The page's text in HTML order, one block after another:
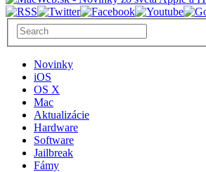
Novinky
iOS
OS X
Mac
Aktualizácie
Hardware
Software
Jailbreak
Fámy